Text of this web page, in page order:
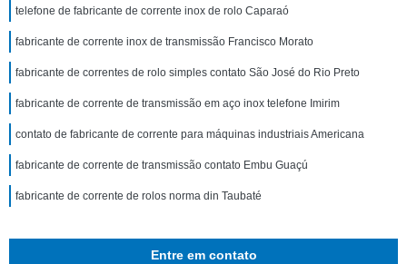
telefone de fabricante de corrente inox de rolo Caparaó
fabricante de corrente inox de transmissão Francisco Morato
fabricante de correntes de rolo simples contato São José do Rio Preto
fabricante de corrente de transmissão em aço inox telefone Imirim
contato de fabricante de corrente para máquinas industriais Americana
fabricante de corrente de transmissão contato Embu Guaçú
fabricante de corrente de rolos norma din Taubaté
Entre em contato